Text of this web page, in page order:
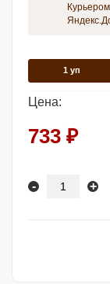
1 уп
Цена:
733 ₽
- +